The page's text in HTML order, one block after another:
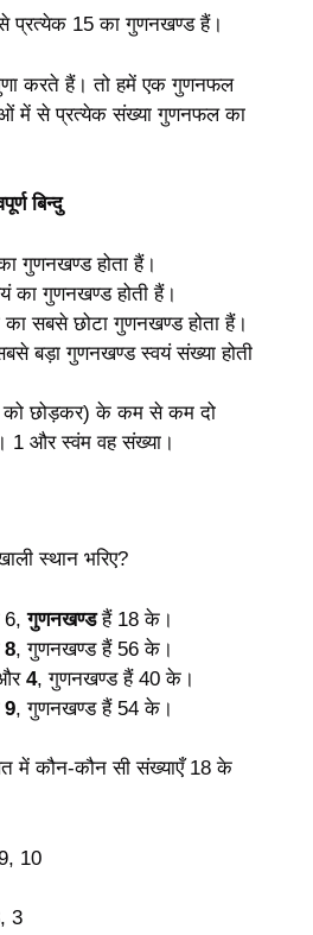
प्रत्येक 15 का गुणनखण्ड हैं।
करते हैं। तो हमें एक गुणनफल
में से प्रत्येक संख्या गुणनफल का
बिन्दु
गुणनखण्ड होता हैं।
का गुणनखण्ड होती हैं।
का सबसे छोटा गुणनखण्ड होता हैं।
बड़ा गुणनखण्ड स्वयं संख्या होती
को छोड़कर) के कम से कम दो
1 और स्वंम वह संख्या।
स्थान भरिए?
6,गुणनखण्डहैं 18 के।
8, गुणनखण्ड हैं 56 के।
4, गुणनखण्ड हैं 40 के।
9, गुणनखण्ड हैं 54 के।
में कौन-कौन सी संख्याएँ 18 के
10
3